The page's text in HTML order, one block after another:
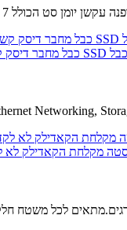
של עקשנים יומנים.ההר הלבן מוקד יומן סטים צבוע ביד
Sukvas 5Pcs/Lot חדש עבור iMac 21.5 A1418 כונן קשיח Sata כבל מחבר דיסק קשיח SSD כבל